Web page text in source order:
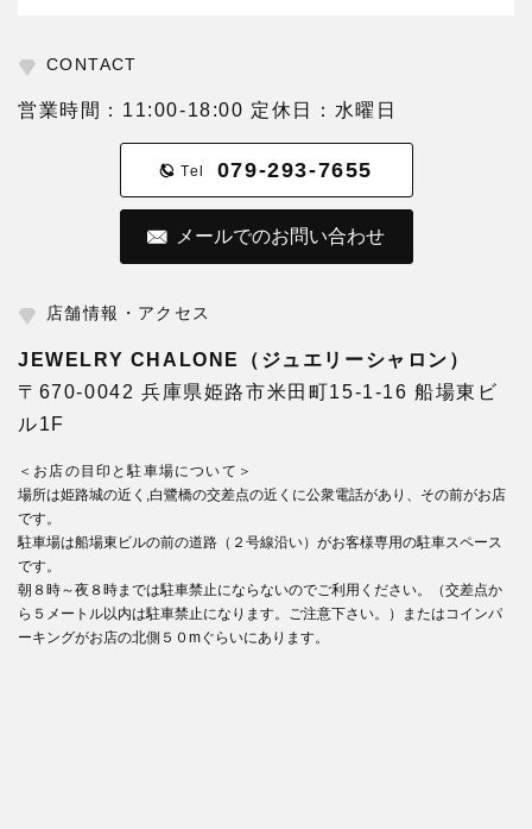
CONTACT
営業時間：11:00-18:00 定休日：水曜日
Tel 079-293-7655
メールでのお問い合わせ
店舗情報・アクセス
JEWELRY CHALONE（ジュエリーシャロン）
〒670-0042 兵庫県姫路市米田町15-1-16 船場東ビ
ル1F
＜お店の目印と駐車場について＞
場所は姫路城の近く,白鷺橋の交差点の近くに公衆電話があり、その前がお店
です。
駐車場は船場東ビルの前の道路（２号線沿い）がお客様専用の駐車スペース
です。
朝８時～夜８時までは駐車禁止にならないのでご利用ください。（交差点か
ら５メートル以内は駐車禁止になります。ご注意下さい。）またはコインパ
ーキングがお店の北側５０mぐらいにあります。